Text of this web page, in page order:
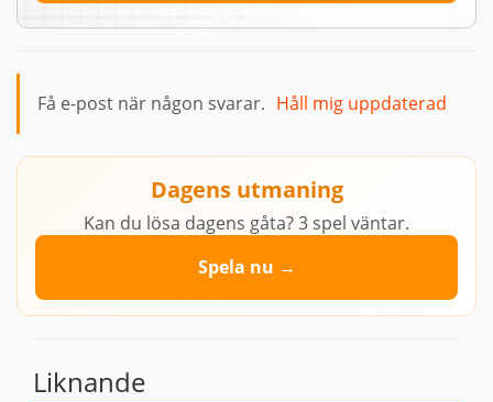
Få e-post när någon svarar. Håll mig uppdaterad
Dagens utmaning
Kan du lösa dagens gåta? 3 spel väntar.
Spela nu →
Liknande